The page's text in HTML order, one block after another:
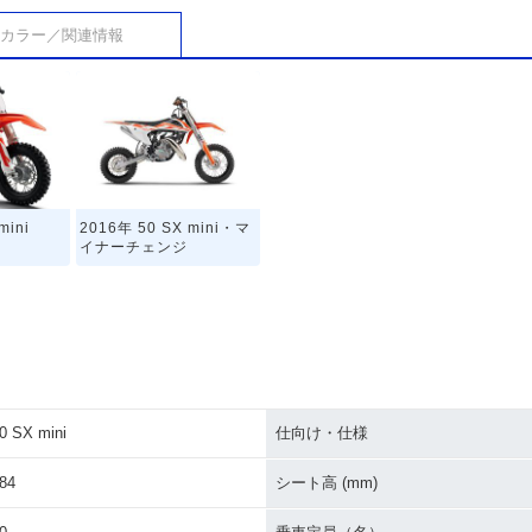
カラー／関連情報
2016年 50 SX mini・マ
イナーチェンジ
SX mini 仕向け・仕様
シート高 (mm)